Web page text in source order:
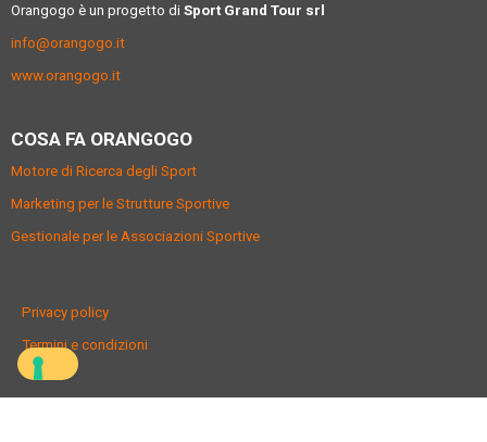
Orangogo è un progetto di Sport Grand Tour srl
info@orangogo.it
www.orangogo.it
COSA FA ORANGOGO
Motore di Ricerca degli Sport
Marketing per le Strutture Sportive
Gestionale per le Associazioni Sportive
Privacy policy
Termini e condizioni